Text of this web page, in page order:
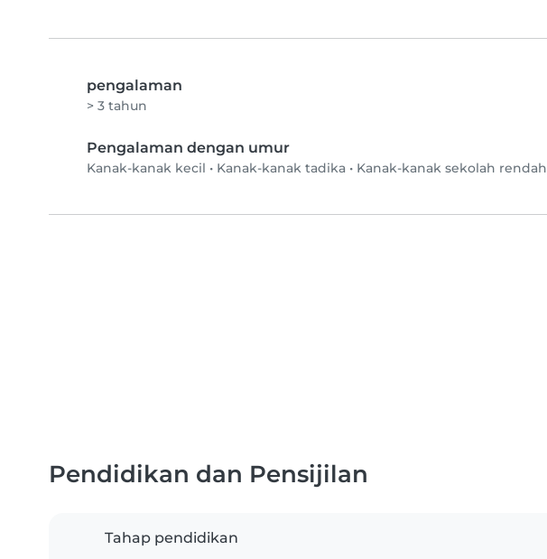
pengalaman
> 3 tahun
Pengalaman dengan umur
Kanak-kanak kecil • Kanak-kanak tadika • Kanak-kanak sekolah rendah
Pendidikan dan Pensijilan
Tahap pendidikan